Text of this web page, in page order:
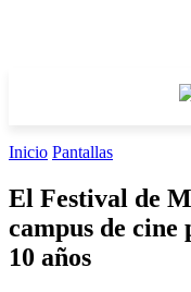
Inicio Pantallas
El Festival de
campus de cine
10 años